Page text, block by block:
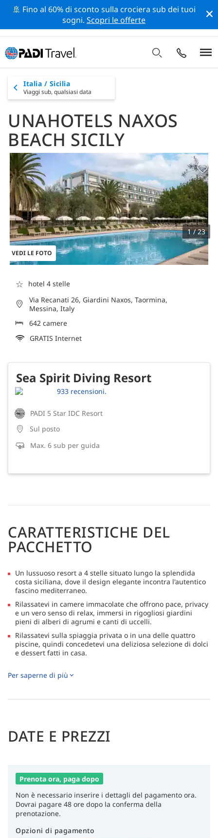
🚢 Fino al 60% di sconto sulla crociera sub dei tuoi
sogni.Scopri le offerte
Italia / Sicilia
Viaggi sub, qualsiasi data
UNAHOTELS NAXOS
BEACH SICILY
VEDI LE FOTO
1 / 23
☆
hotel 4 stelle
Via Recanati 26, Giardini Naxos, Taormina,
Messina, Italy
642 camere
GRATIS Internet
Sea Spirit Diving Resort
933 recensioni.
PADI 5 Star IDC Resort
Sul posto
Max. 6 sub per guida
CARATTERISTICHE DEL
PACCHETTO
Un lussuoso resort a 4 stelle situato lungo la splendida
costa siciliana, dove il design elegante incontra l'autentico
fascino mediterraneo.
Rilassatevi in camere immacolate che offrono pace, privacy
e un vero senso di relax, immersi in rigogliosi giardini
pieni di alberi di agrumi e canti di uccelli.
Rilassatevi sulla spiaggia privata o in una delle quattro
piscine, quindi concedetevi una deliziosa selezione di dolci
e dessert fatti in casa.
loco e poi godetevi la vista mozzafiato delle Isole Eolie.
Per saperne di più
DATE E PREZZI
Prenota ora, paga dopo
Non è necessario inserire i dettagli del pagamento ora.
Dovrai pagare 48 ore dopo la conferma della
prenotazione.
Opzioni di pagamento